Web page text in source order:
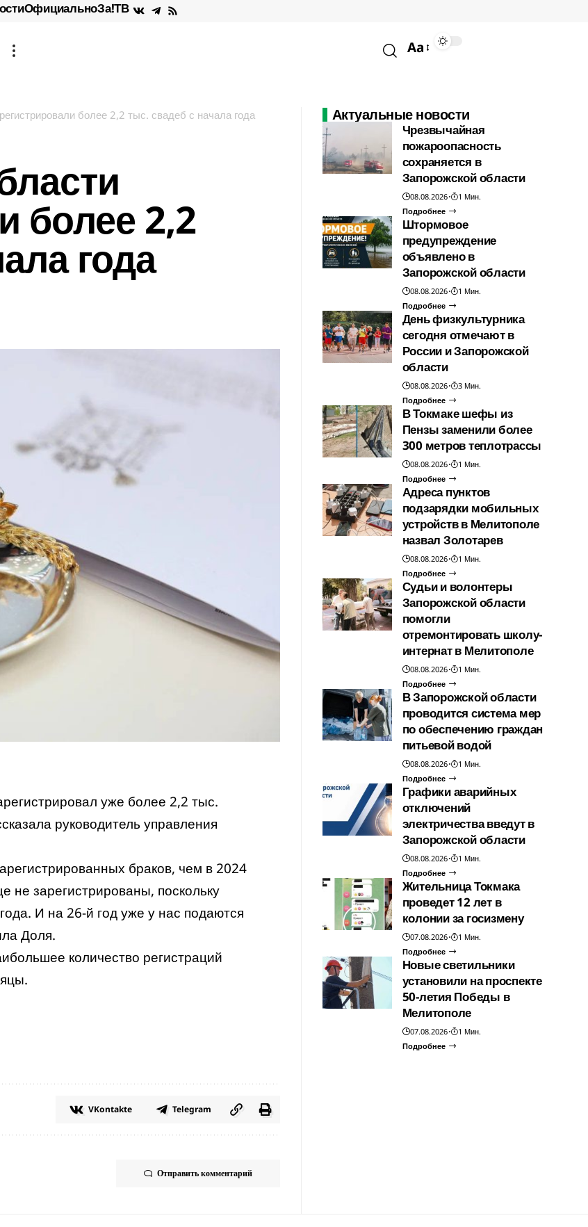
ОфициальноЗа!ТВ
Aa
более 2,2 тыс. свадеб с начала года
более 2,2
года
уже более 2,2 тыс.
руководитель управления
браков, чем в 2024
не зарегистрированы, поскольку
И на 26-й год уже у нас подаются
Доля.
количество регистраций
VKontakte Telegram
Отправить комментарий
Актуальные новости
Чрезвычайная
пожароопасность
сохраняется в
Запорожской области
08.08.2026
1 Мин.
Подробнее
Штормовое
предупреждение
объявлено в
Запорожской области
08.08.2026
1 Мин.
Подробнее
День физкультурника
сегодня отмечают в
России и Запорожской
области
08.08.2026
3 Мин.
Подробнее
В Токмаке шефы из
Пензы заменили более
300 метров теплотрассы
08.08.2026
1 Мин.
Подробнее
Адреса пунктов
подзарядки мобильных
устройств в Мелитополе
назвал Золотарев
08.08.2026
1 Мин.
Подробнее
Судьи и волонтеры
Запорожской области
помогли
отремонтировать школу-
интернат в Мелитополе
08.08.2026
1 Мин.
Подробнее
В Запорожской области
проводится система мер
по обеспечению граждан
питьевой водой
08.08.2026
1 Мин.
Подробнее
Графики аварийных
отключений
электричества введут в
Запорожской области
08.08.2026
1 Мин.
Подробнее
Жительница Токмака
проведет 12 лет в
колонии за госизмену
07.08.2026
1 Мин.
Подробнее
Новые светильники
установили на проспекте
50-летия Победы в
Мелитополе
07.08.2026
1 Мин.
Подробнее